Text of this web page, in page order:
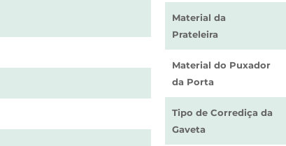
Material da
Prateleira
Material do Puxador
da Porta
Tipo de Corrediça da
Gaveta